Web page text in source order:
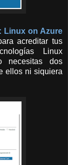
Linux on Azure
acreditar tus
Linux
necesitas dos
ellos ni siquiera